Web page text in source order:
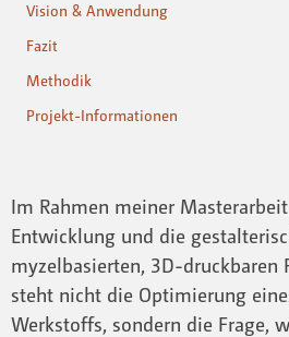
Vision & Anwendung
Fazit
Methodik
Projekt-Informationen
Im Rahmen meiner
Entwicklung und die
myzelbasierten, 3D-
steht nicht die Optimierung
Werkstoffs, sondern die Frage,